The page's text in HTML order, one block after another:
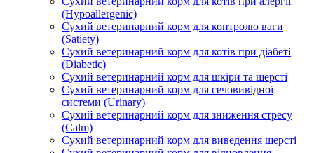
(Hypoallergenic)
Сухий ветеринарний корм для контролю ваги
(Satiety)
Сухий ветеринарний корм для котів при діабеті
(Diabetic)
Сухий ветеринарний корм для шкіри та шерсті
Сухий ветеринарний корм для сечовивідної
системи (Urinary)
Сухий ветеринарний корм для зниження стресу
(Calm)
Сухий ветеринарний корм для виведення шерсті